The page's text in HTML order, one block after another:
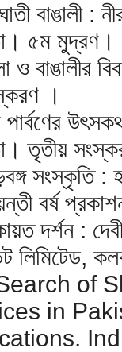
বাঙালী :
৫ম মুদ্রণ।
ও বাঙালীর
।
তৃতীয়
সংস্কৃতি :
বর্ষ
দর্শন :
লিমিটেড,
of
in